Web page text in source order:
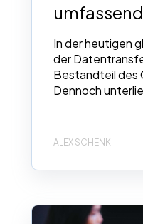
In der heutigen
der
Bestandteil des
Dennoch
ALEX SCHENK